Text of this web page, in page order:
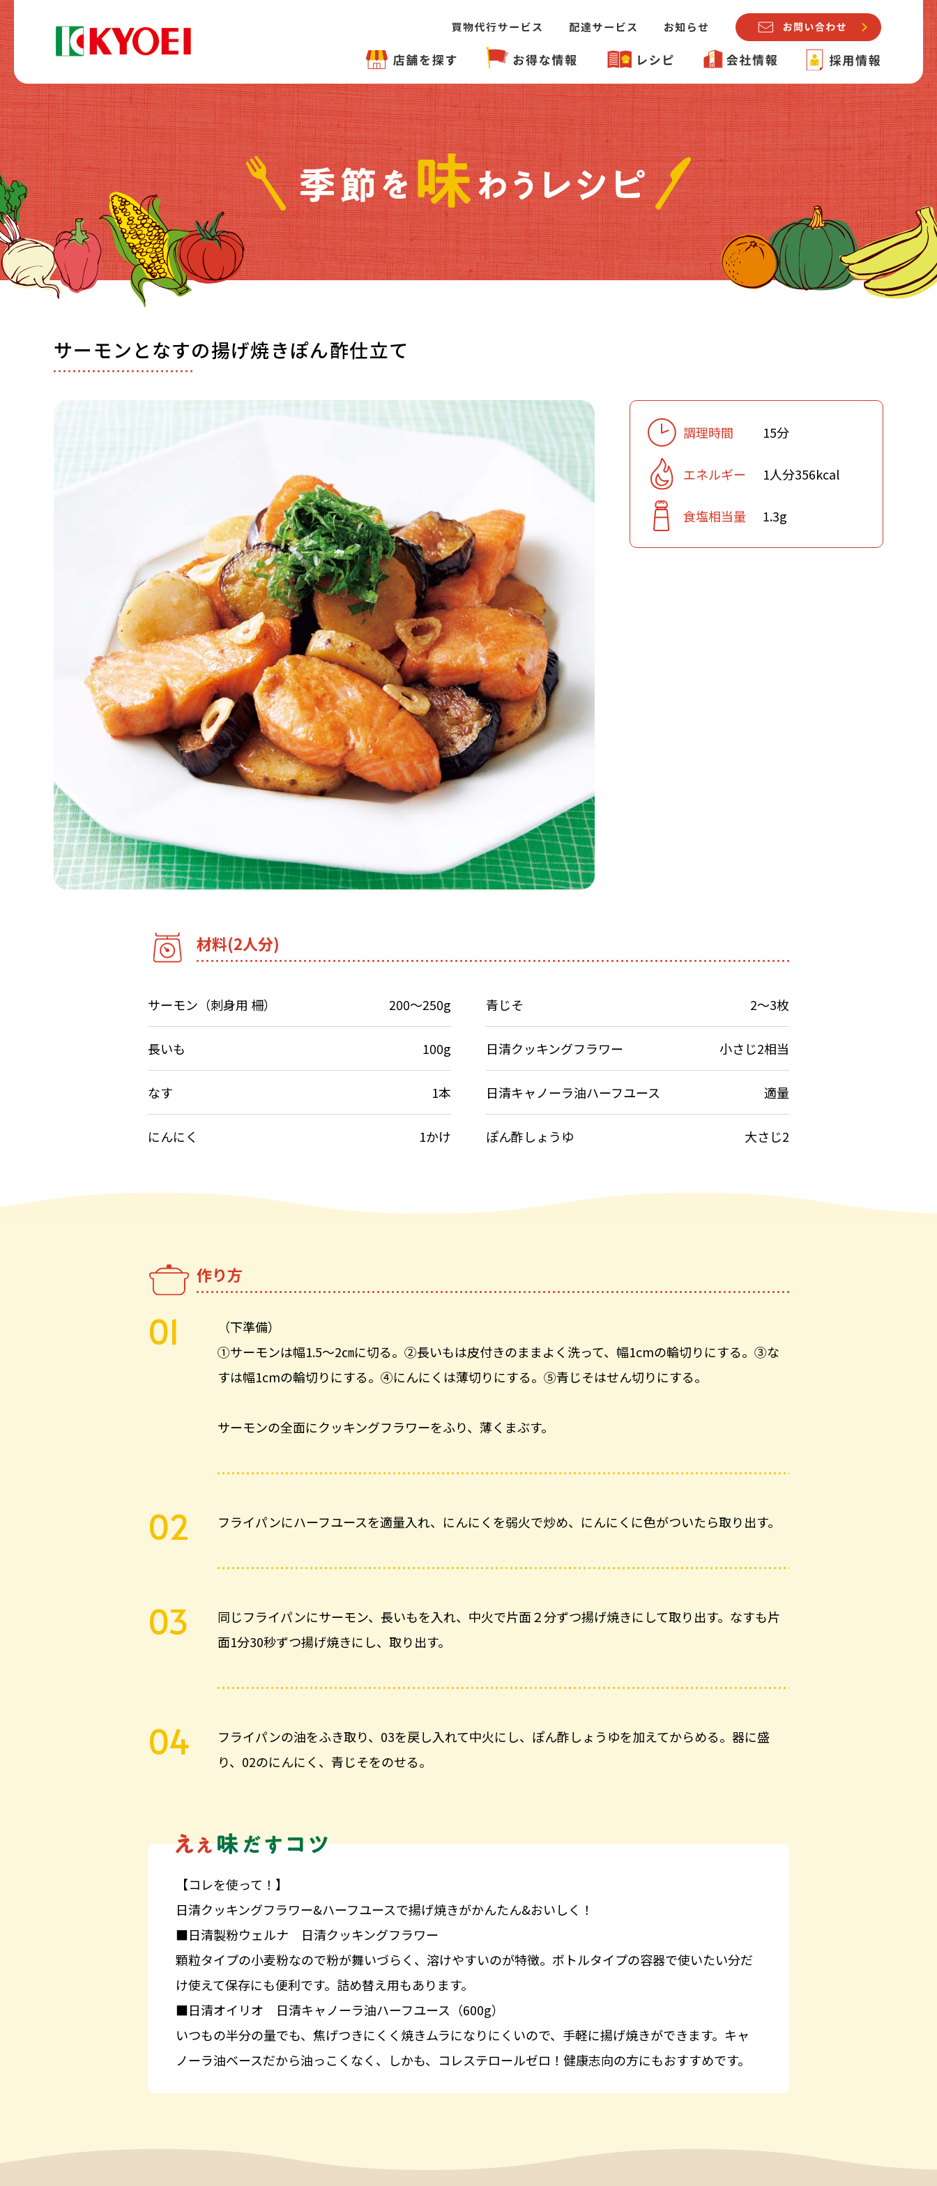
サーモンとなすの揚げ焼きぽん酢仕立て
調理時間 15分
エネルギー 1人分356kcal
食塩相当量 1.3g
材料(2人分)
サーモン（刺身用 柵） 200～250g
長いも 100g
なす 1本
にんにく 1かけ
青じそ 2～3枚
日清クッキングフラワー 小さじ2相当
日清キャノーラ油ハーフユース 適量
ぽん酢しょうゆ 大さじ2
作り方
（下準備）
①サーモンは幅1.5～2㎝に切る。②長いもは皮付きのままよく洗って、幅1cmの輪切りにする。③な
すは幅1cmの輪切りにする。④にんにくは薄切りにする。⑤青じそはせん切りにする。
サーモンの全面にクッキングフラワーをふり、薄くまぶす。
フライパンにハーフユースを適量入れ、にんにくを弱火で炒め、にんにくに色がついたら取り出す。
同じフライパンにサーモン、長いもを入れ、中火で片面２分ずつ揚げ焼きにして取り出す。なすも片
面1分30秒ずつ揚げ焼きにし、取り出す。
フライパンの油をふき取り、03を戻し入れて中火にし、ぽん酢しょうゆを加えてからめる。器に盛
り、02のにんにく、青じそをのせる。
【コレを使って！】
日清クッキングフラワー&ハーフユースで揚げ焼きがかんたん&おいしく！
■日清製粉ウェルナ 日清クッキングフラワー
顆粒タイプの小麦粉なので粉が舞いづらく、溶けやすいのが特徴。ボトルタイプの容器で使いたい分だ
け使えて保存にも便利です。詰め替え用もあります。
■日清オイリオ 日清キャノーラ油ハーフユース（600g）
いつもの半分の量でも、焦げつきにくく焼きムラになりにくいので、手軽に揚げ焼きができます。キャ
ノーラ油ベースだから油っこくなく、しかも、コレステロールゼロ！健康志向の方にもおすすめです。